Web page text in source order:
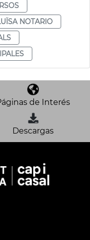
NOTARIO
de Interés
Descargas